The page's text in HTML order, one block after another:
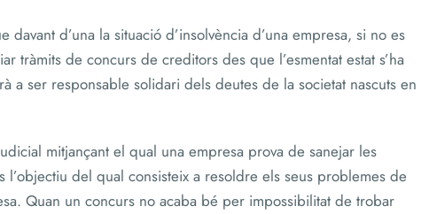
d’una la situació d’insolvència d’una empresa, si no es
tràmits de concurs de creditors des que l’esmentat estat s’ha
a ser responsable solidari dels deutes de la societat nascuts en
mitjançant el qual una empresa prova de sanejar les
del qual consisteix a resoldre els seus problemes de
Quan un concurs no acaba bé per impossibilitat de trobar